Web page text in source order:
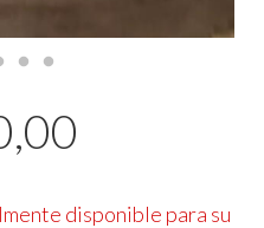
disponible para su